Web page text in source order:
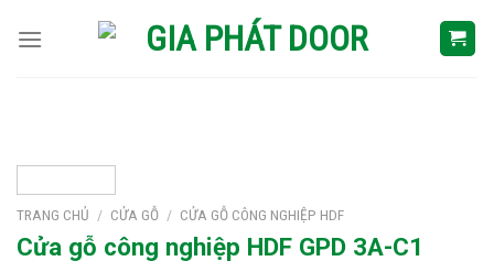
TRANG CHỦ / CỬA GỖ / CỬA GỖ CÔNG NGHIỆP HDF
Cửa gỗ công nghiệp HDF GPD 3A-C1